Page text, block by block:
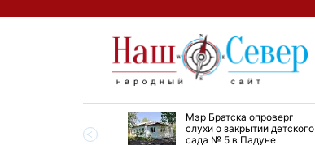
Мэр Братска опроверг
слухи о закрытии детского
сада № 5 в Падуне